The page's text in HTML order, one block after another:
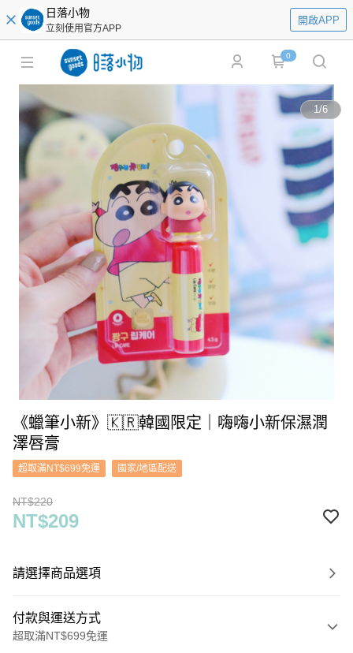
日落小物
立刻使用官方APP
開啟APP
0
1/6
《蠟筆小新》🇰🇷韓國限定｜嗨嗨小新保濕潤
澤唇膏
超取滿NT$699免運 國家/地區配送
NT$220
NT$209
請選擇商品選項
付款與運送方式
超取滿NT$699免運